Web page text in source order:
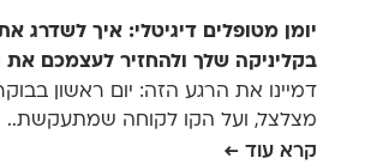
יומן מטופלים דיגיטלי: איך לשדרג את
בקליניקה שלך ולהחזיר לעצמכם את
דמיינו את הרגע הזה: יום ראשון
מצלצל, ועל הקו לקוחה שמתעקשת..
קרא עוד ←